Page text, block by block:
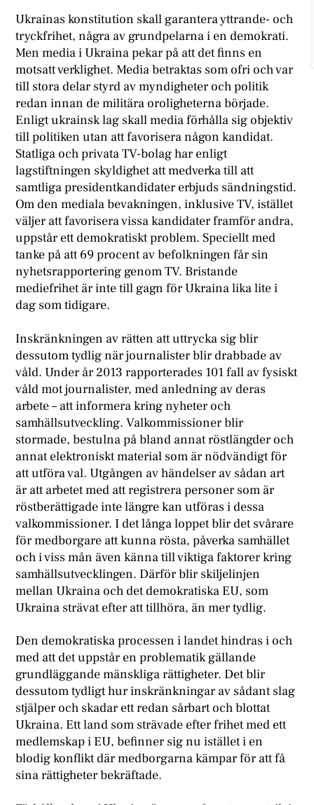
Ukrainas konstitution skall garantera yttrande- och
tryckfrihet, några av grundpelarna i en demokrati.
Men media i Ukraina pekar på att det finns en
motsatt verklighet. Media betraktas som ofri och var
till stora delar styrd av myndigheter och politik
redan innan de militära oroligheterna började.
Enligt ukrainsk lag skall media förhålla sig objektiv
till politiken utan att favorisera någon kandidat.
Statliga och privata TV-bolag har enligt
lagstiftningen skyldighet att medverka till att
samtliga presidentkandidater erbjuds sändningstid.
Om den mediala bevakningen, inklusive TV, istället
väljer att favorisera vissa kandidater framför andra,
uppstår ett demokratiskt problem. Speciellt med
tanke på att 69 procent av befolkningen får sin
nyhetsrapportering genom TV. Bristande
mediefrihet är inte till gagn för Ukraina lika lite i
dag som tidigare.
Inskränkningen av rätten att uttrycka sig blir
dessutom tydlig när journalister blir drabbade av
våld. Under år 2013 rapporterades 101 fall av fysiskt
våld mot journalister, med anledning av deras
arbete – att informera kring nyheter och
samhällsutveckling. Valkommissioner blir
stormade, bestulna på bland annat röstlängder och
annat elektroniskt material som är nödvändigt för
att utföra val. Utgången av händelser av sådan art
är att arbetet med att registrera personer som är
röstberättigade inte längre kan utföras i dessa
valkommissioner. I det långa loppet blir det svårare
för medborgare att kunna rösta, påverka samhället
och i viss mån även känna till viktiga faktorer kring
samhällsutvecklingen. Därför blir skiljelinjen
mellan Ukraina och det demokratiska EU, som
Ukraina strävat efter att tillhöra, än mer tydlig.
Den demokratiska processen i landet hindras i och
med att det uppstår en problematik gällande
grundläggande mänskliga rättigheter. Det blir
dessutom tydligt hur inskränkningar av sådant slag
stjälper och skadar ett redan sårbart och blottat
Ukraina. Ett land som strävade efter frihet med ett
medlemskap i EU, befinner sig nu istället i en
blodig konflikt där medborgarna kämpar för att få
sina rättigheter bekräftade.